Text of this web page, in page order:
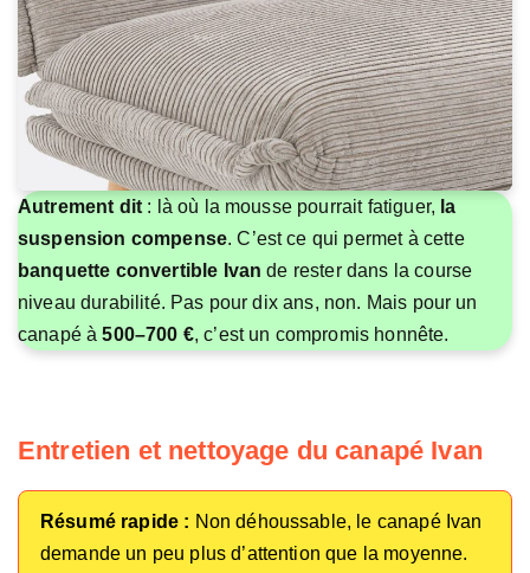
Autrement dit : là où la mousse pourrait fatiguer, la
suspension compense. C’est ce qui permet à cette
banquette convertible Ivan de rester dans la course
niveau durabilité. Pas pour dix ans, non. Mais pour un
canapé à500–700 €, c’est un compromis honnête.
Entretien et nettoyage du canapé Ivan
Résumé rapide : Non déhoussable, le canapé Ivan
demande un peu plus d’attention que la moyenne.